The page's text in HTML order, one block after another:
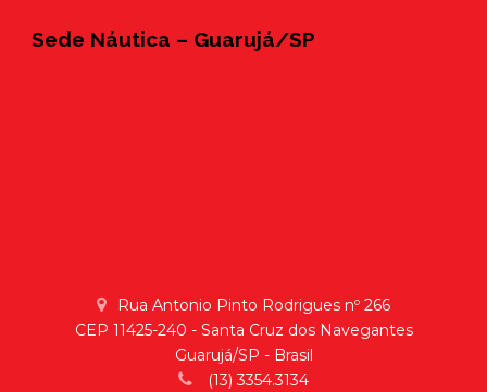
Sede Náutica – Guarujá/SP
Rua Antonio Pinto Rodrigues nº 266
CEP 11425-240 - Santa Cruz dos Navegantes
Guarujá/SP - Brasil
(13) 3354.3134